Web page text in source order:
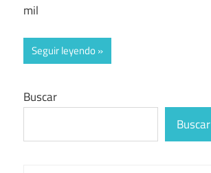
mil
Seguir leyendo
Buscar
Buscar